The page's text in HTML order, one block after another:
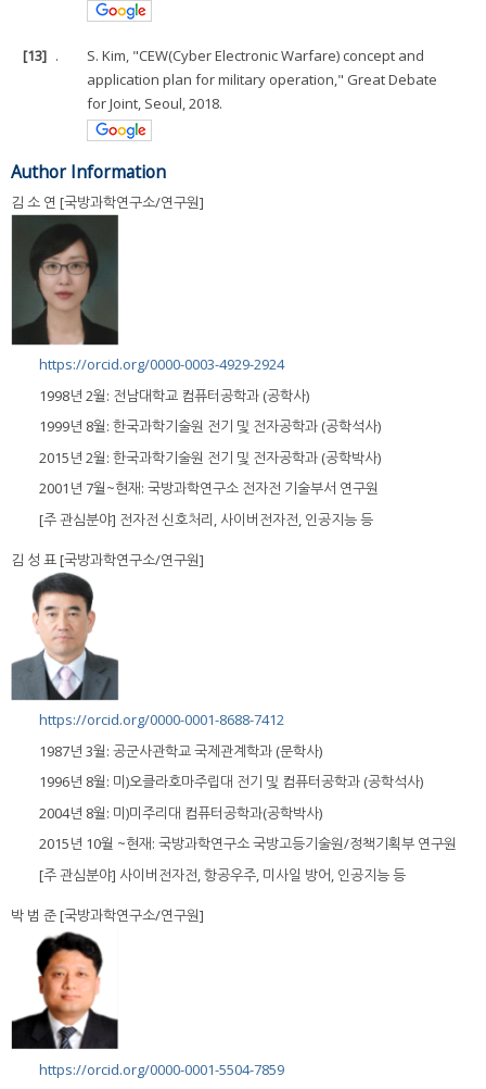
[13] .
S. Kim, "CEW(Cyber Electronic Warfare) concept and
application plan for military operation," Great Debate
for Joint, Seoul, 2018.
Author Information
김 소 연 [국방과학연구소/연구원]
https://orcid.org/0000-0003-4929-2924
1998년 2월: 전남대학교 컴퓨터공학과 (공학사)
1999년 8월: 한국과학기술원 전기 및 전자공학과 (공학석사)
2015년 2월: 한국과학기술원 전기 및 전자공학과 (공학박사)
2001년 7월~현재: 국방과학연구소 전자전 기술부서 연구원
[주 관심분야] 전자전 신호처리, 사이버전자전, 인공지능 등
김 성 표 [국방과학연구소/연구원]
https://orcid.org/0000-0001-8688-7412
1987년 3월: 공군사관학교 국제관계학과 (문학사)
1996년 8월: 미)오클라호마주립대 전기 및 컴퓨터공학과 (공학석사)
2004년 8월: 미)미주리대 컴퓨터공학과(공학박사)
2015년 10월 ~현재: 국방과학연구소 국방고등기술원/정책기획부 연구원
[주 관심분야] 사이버전자전, 항공우주, 미사일 방어, 인공지능 등
박 범 준 [국방과학연구소/연구원]
https://orcid.org/0000-0001-5504-7859